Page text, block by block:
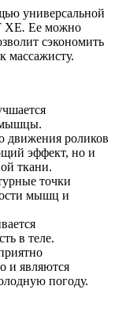
универсальной
XE. Ее можно
сэкономить
массажисту.
мышцы.
движения роликов
эффект, но и
ткани.
точки
мышц и
в теле.
и являются
погоду.